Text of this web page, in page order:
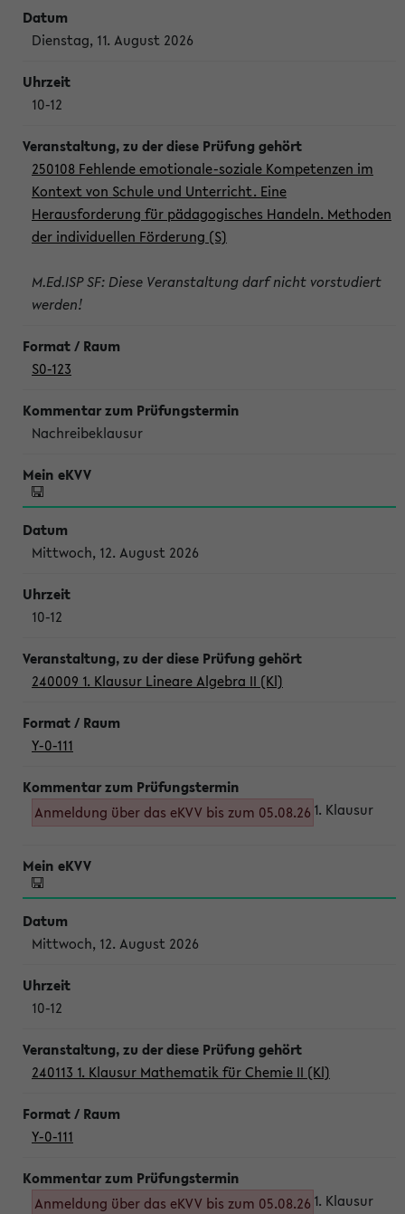
Dienstag, 11. August 2026
10-12
250108 Fehlende emotionale-soziale Kompetenzen im
Kontext von Schule und Unterricht. Eine
Herausforderung für pädagogisches Handeln. Methoden
der individuellen Förderung (S)
M.Ed.ISP SF: Diese Veranstaltung darf nicht vorstudiert
werden!
S0-123
Nachreibeklausur
Mittwoch, 12. August 2026
10-12
240009 1. Klausur Lineare Algebra II (Kl)
Y-0-111
Anmeldung über das eKVV bis zum 05.08.26 1. Klausur
Mittwoch, 12. August 2026
10-12
240113 1. Klausur Mathematik für Chemie II (Kl)
Y-0-111
Anmeldung über das eKVV bis zum 05.08.26 1. Klausur